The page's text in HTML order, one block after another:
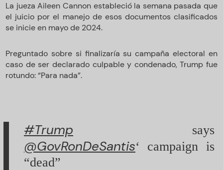
La jueza Aileen Cannon estableció la semana pasada que
el juicio por el manejo de esos documentos clasificados
se inicie en mayo de 2024.
Preguntado sobre si finalizaría su campaña electoral en
caso de ser declarado culpable y condenado, Trump fue
rotundo: “Para nada”.
#Trump says
@GovRonDeSantis‘ campaign is
“dead”